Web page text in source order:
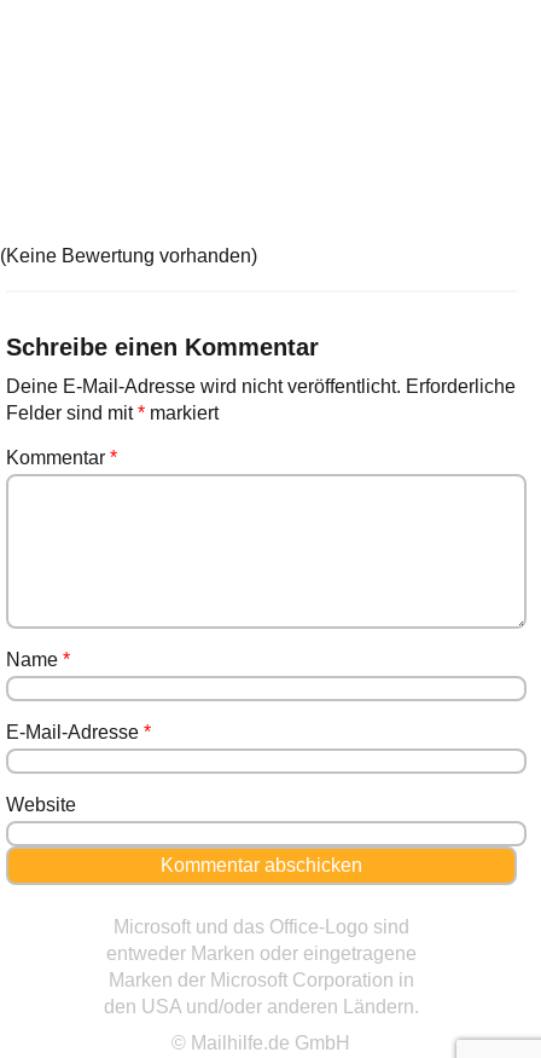
(Keine Bewertung vorhanden)
Schreibe einen Kommentar
Deine E-Mail-Adresse wird nicht veröffentlicht. Erforderliche
Felder sind mit*markiert
Kommentar *
Name *
E-Mail-Adresse *
Website
Microsoft und das Office-Logo sind
entweder Marken oder eingetragene
Marken der Microsoft Corporation in
den USA und/oder anderen Ländern.
© Mailhilfe.de GmbH